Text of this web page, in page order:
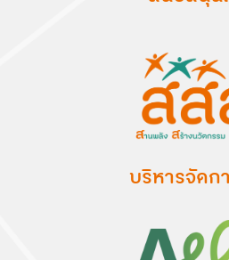
บริหารจัดก